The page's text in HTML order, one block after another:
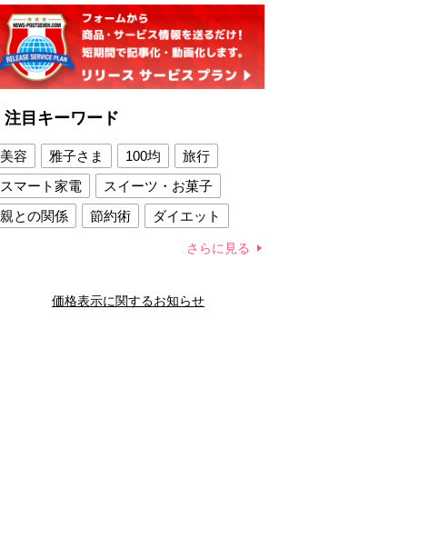
注目キーワード
美容 雅子さま 100均
旅行
スマート家電
スイーツ・お菓子
親との関係
節約術
ダイエット
夫との関係
新津春子 どか食い
さらに見る
価格表示に関するお知らせ